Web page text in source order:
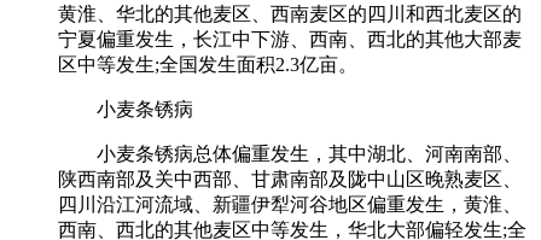
黄淮、华北的其他麦区、西南麦区的四川和西北麦区的
宁夏偏重发生，长江中下游、西南、西北的其他大部麦
区中等发生;全国发生面积2.3亿亩。
小麦条锈病
小麦条锈病总体偏重发生，其中湖北、河南南部、
陕西南部及关中西部、甘肃南部及陇中山区晚熟麦区、
四川沿江河流域、新疆伊犁河谷地区偏重发生，黄淮、
西南、西北的其他麦区中等发生，华北大部偏轻发生;全